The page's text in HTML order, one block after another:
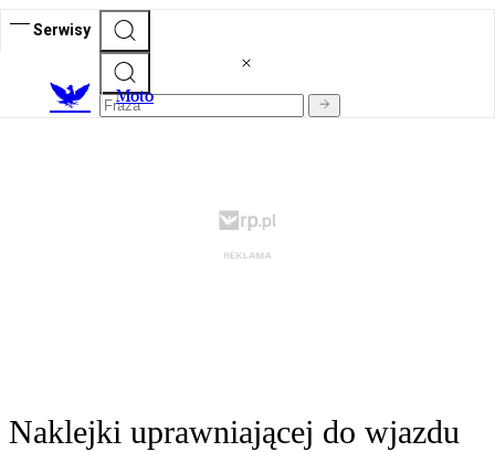
Serwisy
Moto
Naklejki uprawniającej do wjazdu